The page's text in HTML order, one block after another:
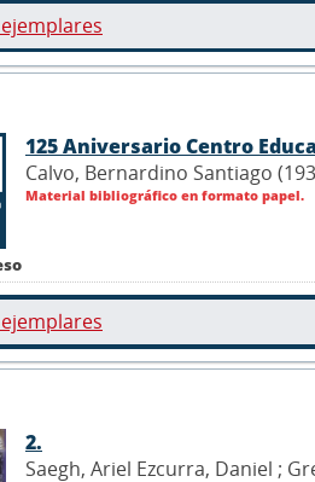
125 Aniversario Centro
Calvo, Bernardino Santiago
Material bibliográfico en formato papel.
2.
Saegh, Ariel Ezcurra, Daniel ;